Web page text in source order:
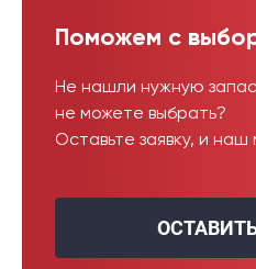
Поможем с
Не нашли нужную
не можете выбрать?
Оставьте заявку, и